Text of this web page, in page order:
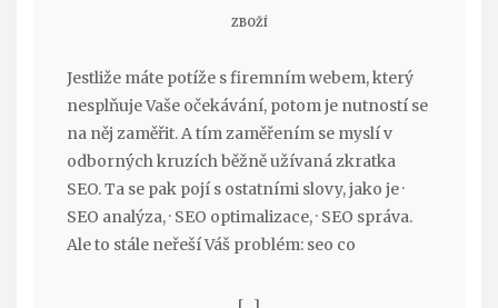
ZBOŽÍ
Jestliže máte potíže s firemním webem, který
nesplňuje Vaše očekávání, potom je nutností se
na něj zaměřit. A tím zaměřením se myslí v
odborných kruzích běžně užívaná zkratka
SEO. Ta se pak pojí s ostatními slovy, jako je ·
SEO analýza, · SEO optimalizace, · SEO správa.
Ale to stále neřeší Váš problém: seo co